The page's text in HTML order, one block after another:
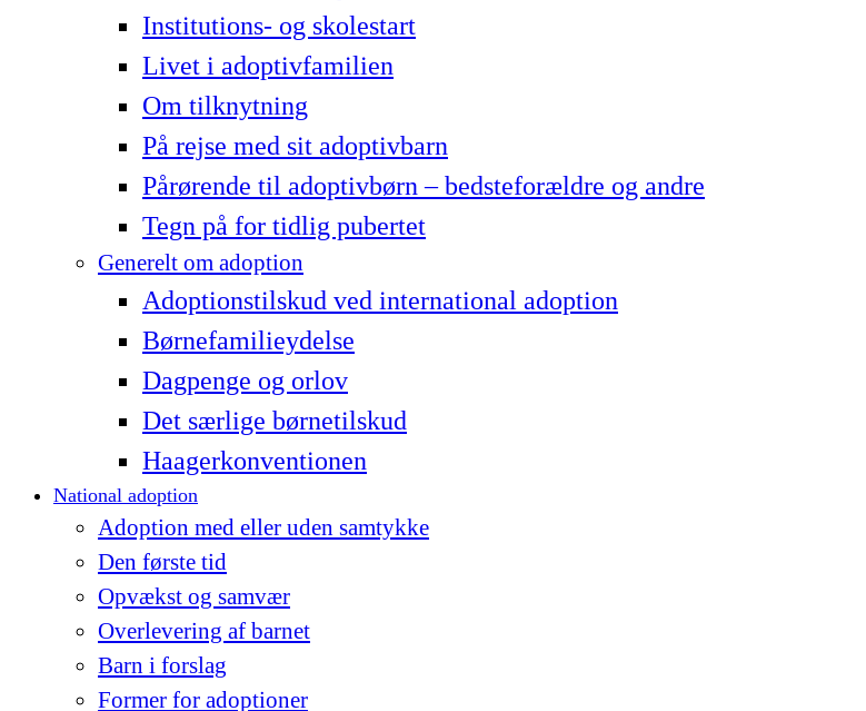
Institutions- og skolestart
Livet i adoptivfamilien
Om tilknytning
På rejse med sit adoptivbarn
Pårørende til adoptivbørn – bedsteforældre og andre
Tegn på for tidlig pubertet
Generelt om adoption
Adoptionstilskud ved international adoption
Børnefamilieydelse
Dagpenge og orlov
Det særlige børnetilskud
Haagerkonventionen
National adoption
Adoption med eller uden samtykke
Den første tid
Opvækst og samvær
Overlevering af barnet
Barn i forslag
Former for adoptioner